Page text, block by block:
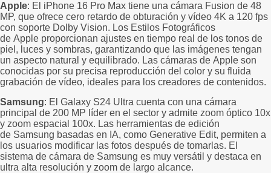
Apple: El iPhone 16 Pro Max tiene una cámara Fusion de 48
MP, que ofrece cero retardo de obturación y vídeo 4K a 120 fps
con soporte Dolby Vision. Los Estilos Fotográficos
de Apple proporcionan ajustes en tiempo real de los tonos de
piel, luces y sombras, garantizando que las imágenes tengan
un aspecto natural y equilibrado. Las cámaras de Apple son
conocidas por su precisa reproducción del color y su fluida
grabación de vídeo, ideales para los creadores de contenidos.
Samsung: El Galaxy S24 Ultra cuenta con una cámara
principal de 200 MP líder en el sector y admite zoom óptico 10x
y zoom espacial 100x. Las herramientas de edición
de Samsung basadas en IA, como Generative Edit, permiten a
los usuarios modificar las fotos después de tomarlas. El
sistema de cámara de Samsung es muy versátil y destaca en
ultra alta resolución y zoom de largo alcance.